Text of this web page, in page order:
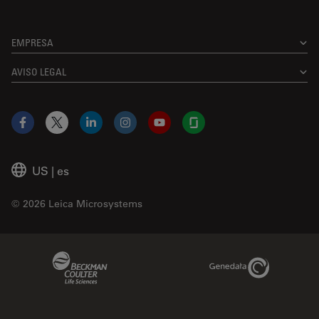
EMPRESA
AVISO LEGAL
US | es
© 2026 Leica Microsystems
Facebook
X LinkedInInstagramYouTubeGlassdoor
Genedata Link